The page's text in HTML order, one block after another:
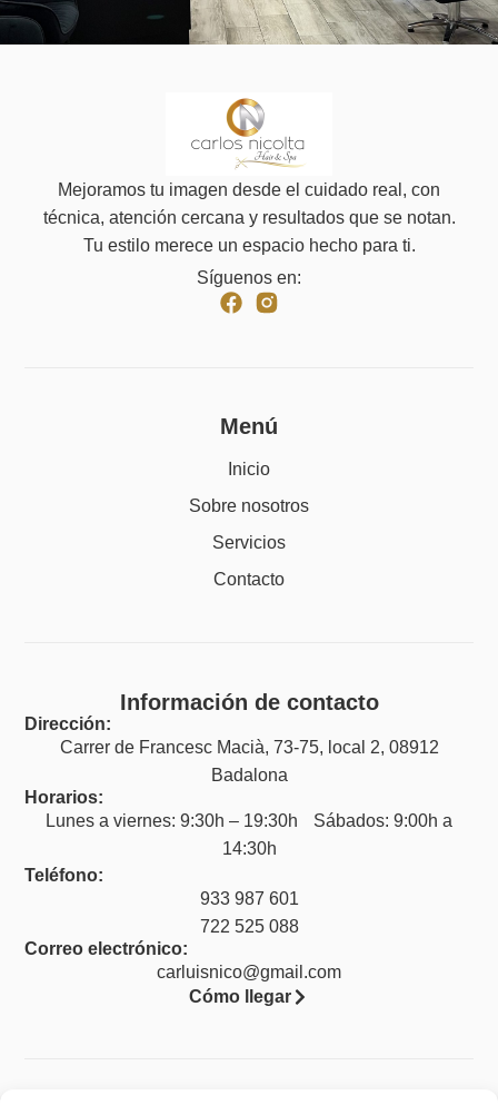
Mejoramos tu imagen desde el cuidado real, con
técnica, atención cercana y resultados que se notan.
Tu estilo merece un espacio hecho para ti.
Síguenos en:
Menú
Inicio
Sobre nosotros
Servicios
Contacto
Información de contacto
Dirección:
Carrer de Francesc Macià, 73-75, local 2, 08912
Badalona
Horarios:
Lunes a viernes: 9:30h – 19:30h Sábados: 9:00h a
14:30h
Teléfono:
933 987 601
722 525 088
Correo electrónico:
carluisnico@gmail.com
Cómo llegar